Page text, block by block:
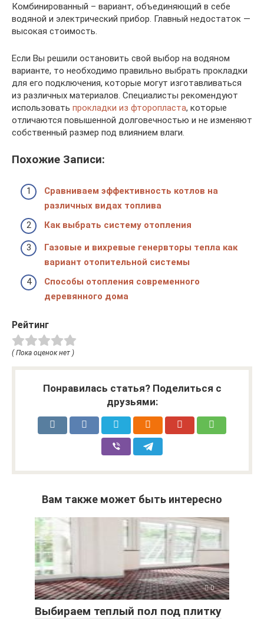
Комбинированный – вариант, объединяющий в себе
водяной и электрический прибор. Главный недостаток —
высокая стоимость.
Если Вы решили остановить свой выбор на водяном
варианте, то необходимо правильно выбрать прокладки
для его подключения, которые могут изготавливаться
из различных материалов. Специалисты рекомендуют
использовать прокладки из фторопласта, которые
отличаются повышенной долговечностью и не изменяют
собственный размер под влиянием влаги.
Похожие Записи:
Сравниваем эффективность котлов на
различных видах топлива
Как выбрать систему отопления
Газовые и вихревые генервторы тепла как
вариант отопительной системы
Способы отопления современного
деревянного дома
Рейтинг
( Пока оценок нет )
Понравилась статья? Поделиться с
друзьями:
Вам также может быть интересно
0
Выбираем теплый пол под плитку